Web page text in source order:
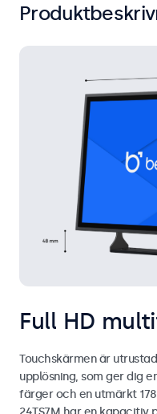
Full HD
Touchskärmen är
upplösning, som ger dig
färger och en utmärkt